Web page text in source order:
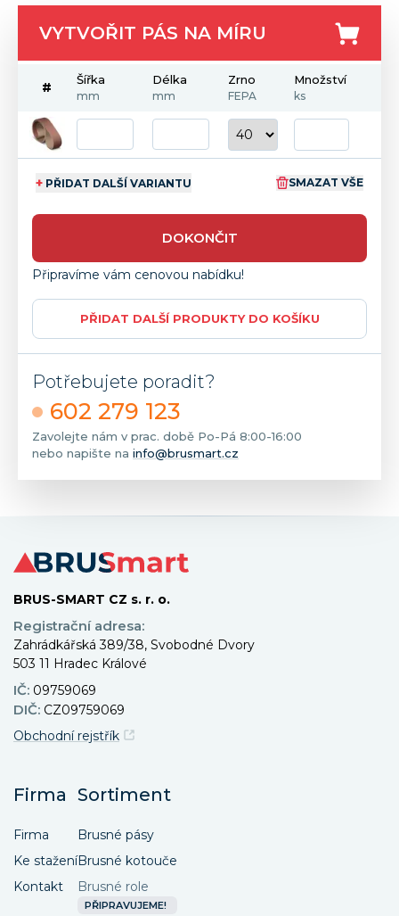
VYTVOŘIT PÁS NA MÍRU
# Šířka
mm
Délka
mm
Zrno
FEPA
Množství
ks
+ PŘIDAT DALŠÍ VARIANTU SMAZAT VŠE
DOKONČIT
Připravíme vám cenovou nabídku!
PŘIDAT DALŠÍ PRODUKTY DO KOŠÍKU
Potřebujete poradit?
602 279 123
Zavolejte nám v prac. době Po-Pá 8:00-16:00
nebo napište na info@brusmart.cz
BRUS-SMART CZ s. r. o.
Registrační adresa:
Zahrádkářská 389/38, Svobodné Dvory
503 11 Hradec Králové
IČ: 09759069
DIČ: CZ09759069
Obchodní rejstřík
Firma
Firma
Ke stažení
Kontakt
Sortiment
Brusné pásy
Brusné kotouče
Brusné role
PŘIPRAVUJEME!